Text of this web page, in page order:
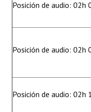
Posición de audio: 02h
Posición de audio: 02h
Posición de audio: 02h